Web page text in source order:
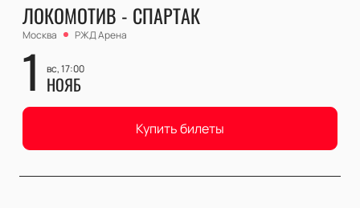
ЛОКОМОТИВ - СПАРТАК
Москва РЖД Арена
1 вс, 17:00
НОЯБ
Купить билеты